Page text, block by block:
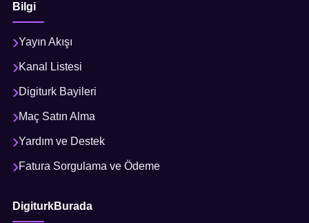
Bilgi
Yayın Akışı
Kanal Listesi
Digiturk Bayileri
Maç Satın Alma
Yardım ve Destek
Fatura Sorgulama ve Ödeme
DigiturkBurada